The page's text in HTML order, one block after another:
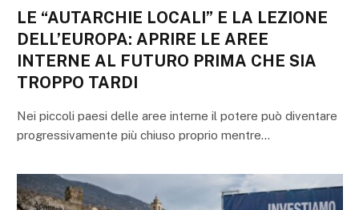
LE “AUTARCHIE LOCALI” E LA LEZIONE
DELL’EUROPA: APRIRE LE AREE
INTERNE AL FUTURO PRIMA CHE SIA
TROPPO TARDI
Nei piccoli paesi delle aree interne il potere può diventare
progressivamente più chiuso proprio mentre…